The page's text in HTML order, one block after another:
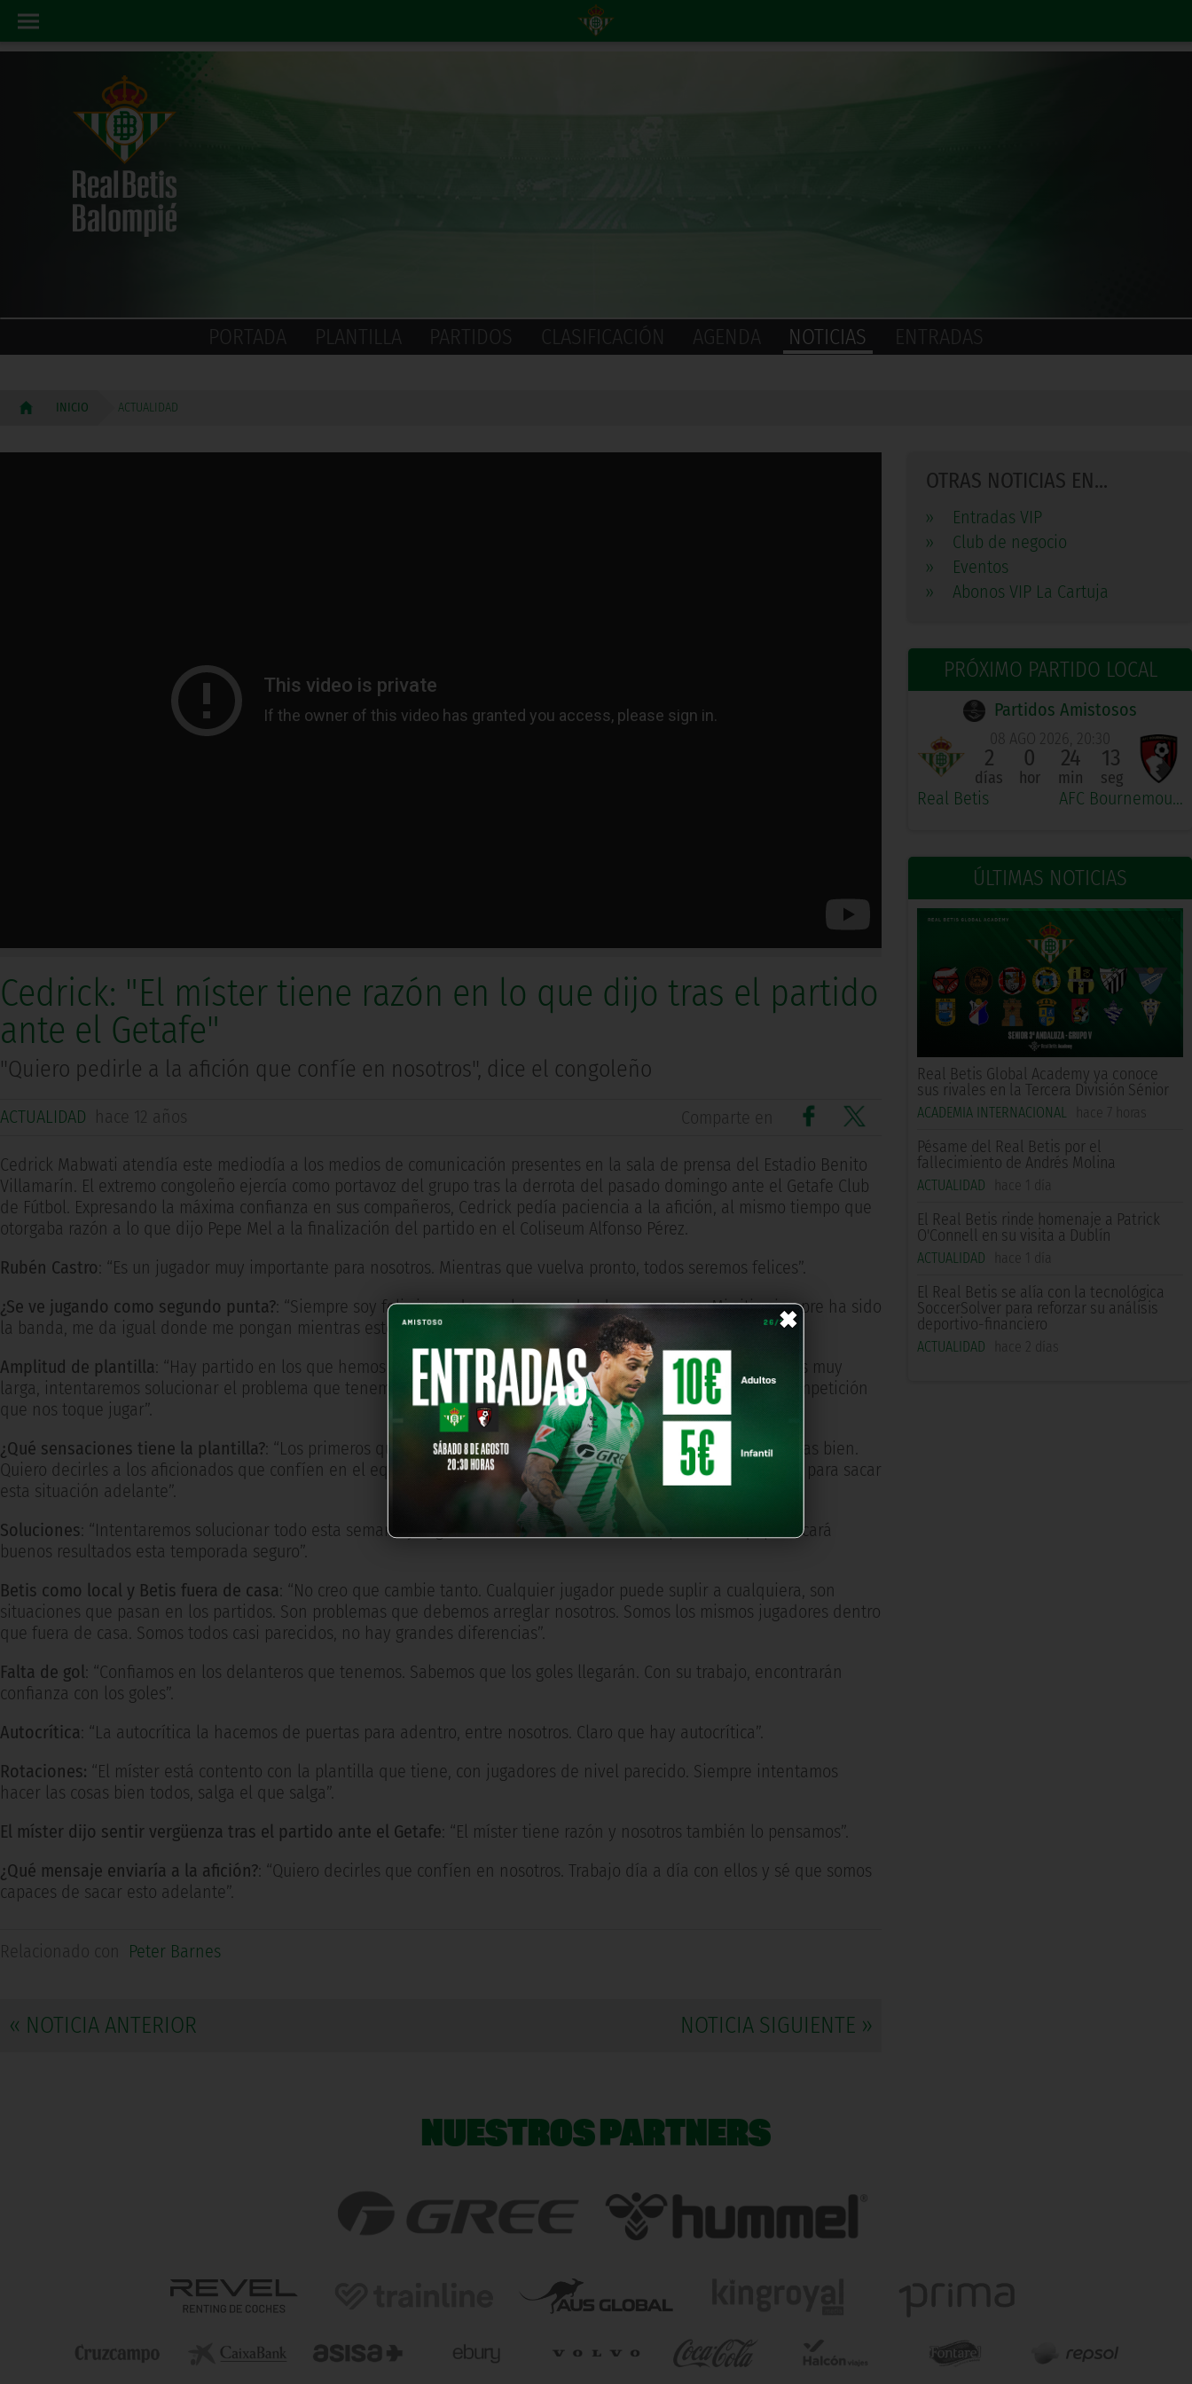
PORTADA PLANTILLA PARTIDOS CLASIFICACIÓN AGENDA NOTICIAS ENTRADAS
×
INICIO ACTUALIDAD
OTRAS NOTICIAS EN...
»
Entradas VIP
»
Club de negocio
»
Eventos
»
Abonos VIP La Cartuja
PRÓXIMO PARTIDO LOCAL
Partidos Amistosos
Real Betis
08 AGO 2026, 20:30
2
días
0
hor
24
min
13
seg
AFC Bournemouth
ÚLTIMAS NOTICIAS
Real Betis Global Academy ya conoce
sus rivales en la Tercera División Sénior
ACADEMIA INTERNACIONAL hace 7 horas
Pésame del Real Betis por el
fallecimiento de Andrés Molina
ACTUALIDAD hace 1 día
El Real Betis rinde homenaje a Patrick
O'Connell en su visita a Dublín
ACTUALIDAD hace 1 día
El Real Betis se alía con la tecnológica
SoccerSolver para reforzar su análisis
deportivo-financiero
ACTUALIDAD hace 2 días
Cedrick: "El míster tiene razón en lo que dijo tras el partido
ante el Getafe"
"Quiero pedirle a la afición que confíe en nosotros", dice el congoleño
ACTUALIDAD hace 12 años Comparte en
Cedrick Mabwati atendía este mediodía a los medios de comunicación presentes en la sala de prensa del Estadio Benito
Villamarín. El extremo congoleño ejercía como portavoz del grupo tras la derrota del pasado domingo ante el Getafe Club
de Fútbol. Expresando la máxima confianza en sus compañeros, Cedrick pedía paciencia a la afición, al mismo tiempo que
otorgaba razón a lo que dijo Pepe Mel a la finalización del partido en el Coliseum Alfonso Pérez.
Rubén Castro: “Es un jugador muy importante para nosotros. Mientras que vuelva pronto, todos seremos felices”.
¿Se ve jugando como segundo punta?: “Siempre soy feliz jugando en el campo donde me pongan. Mi sitio siempre ha sido
la banda, me da igual donde me pongan mientras esté en el campo”.
Amplitud de plantilla: “Hay partido en los que hemos merecido ganar y otros partidos difíciles. La temporada es muy
larga, intentaremos solucionar el problema que tenemos, pero tenemos un equipo preparado para cualquier competición
que nos toque jugar”.
¿Qué sensaciones tiene la plantilla?: “Los primeros que estamos enfadados somos nosotros. No hicimos las cosas bien.
Quiero decirles a los aficionados que confíen en el equipo. Hay que animar al equipo, haremos todo los posible para sacar
esta situación adelante”.
Soluciones: “Intentaremos solucionar todo esta semana y seguir luchando. Esto acaba de empezar. El equipo sacará
buenos resultados esta temporada seguro”.
Betis como local y Betis fuera de casa: “No creo que cambie tanto. Cualquier jugador puede suplir a cualquiera, son
situaciones que pasan en los partidos. Son problemas que debemos arreglar nosotros. Somos los mismos jugadores dentro
que fuera de casa. Somos todos casi parecidos, no hay grandes diferencias”.
Falta de gol: “Confiamos en los delanteros que tenemos. Sabemos que los goles llegarán. Con su trabajo, encontrarán
confianza con los goles”.
Autocrítica: “La autocrítica la hacemos de puertas para adentro, entre nosotros. Claro que hay autocrítica”.
Rotaciones: “El míster está contento con la plantilla que tiene, con jugadores de nivel parecido. Siempre intentamos
hacer las cosas bien todos, salga el que salga”.
El míster dijo sentir vergüenza tras el partido ante el Getafe: “El míster tiene razón y nosotros también lo pensamos”.
¿Qué mensaje enviaría a la afición?: “Quiero decirles que confíen en nosotros. Trabajo día a día con ellos y sé que somos
capaces de sacar esto adelante”.
Relacionado con Peter Barnes
« NOTICIA ANTERIOR NOTICIA SIGUIENTE »
NUESTROS PARTNERS